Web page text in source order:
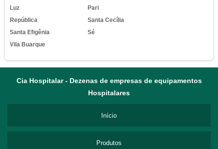
Luz
Pari
República
Santa Cecília
Santa Efigênia
Sé
Vila Buarque
Cia Hospitalar - Dezenas de empresas de equipamentos
Hospitalares
Início
Produtos